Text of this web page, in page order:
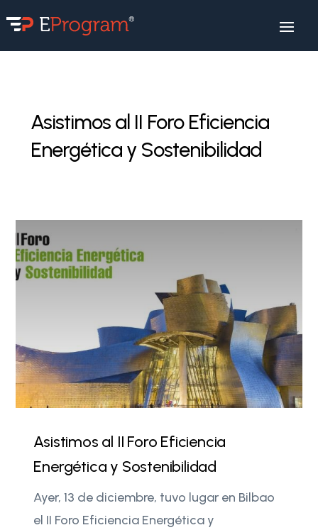
Asistimos al II Foro Eficiencia
Energética y Sostenibilidad
Asistimos al II Foro Eficiencia
Energética y Sostenibilidad
Ayer, 13 de diciembre, tuvo lugar en Bilbao
el II Foro Eficiencia Energética y